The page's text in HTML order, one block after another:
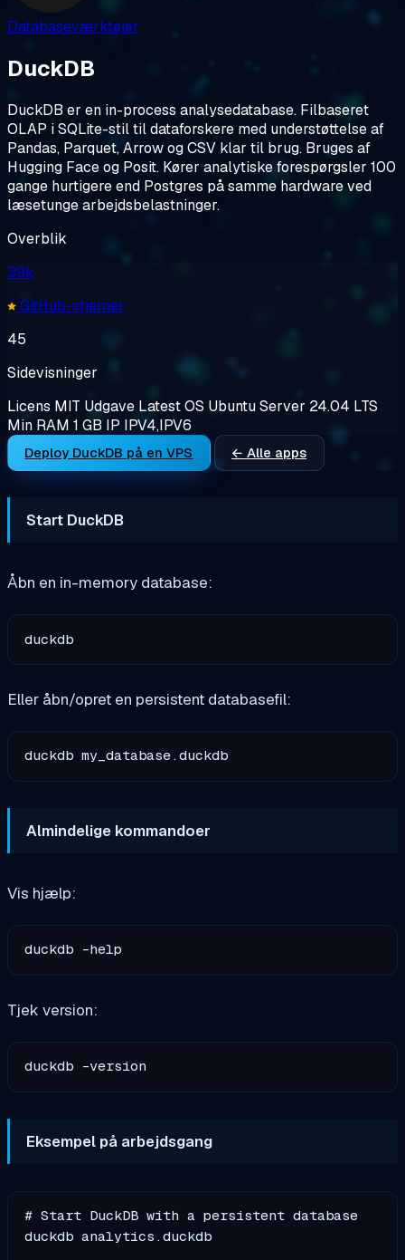
Databaseværktøjer
DuckDB
DuckDB er en in-process analysedatabase. Filbaseret
OLAP i SQLite-stil til dataforskere med understøttelse af
Pandas, Parquet, Arrow og CSV klar til brug. Bruges af
Hugging Face og Posit. Kører analytiske forespørgsler 100
gange hurtigere end Postgres på samme hardware ved
læsetunge arbejdsbelastninger.
Overblik
39k
GitHub-stjerner
45
Sidevisninger
Licens MIT Udgave LatestOS Ubuntu Server 24.04 LTS
Min RAM 1 GB IP IPV4,IPV6
Deploy DuckDB på en VPS ← Alle apps
Start DuckDB
Åbn en in-memory database:
Eller åbn/opret en persistent databasefil:
Almindelige kommandoer
Vis hjælp:
Tjek version:
Eksempel på arbejdsgang
# Start DuckDB with a persistent database
duckdb analytics.duckdb